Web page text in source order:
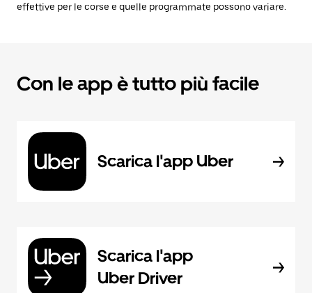
effettive per le corse e quelle programmate possono variare.
Con le app è tutto più facile
Scarica l'app Uber
Scarica l'app
Uber Driver